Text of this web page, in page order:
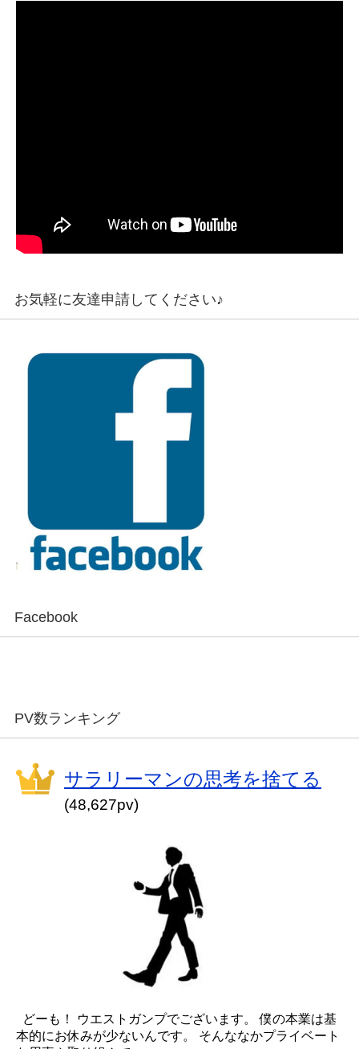
お気軽に友達申請してください♪
Facebook
PV数ランキング
サラリーマンの思考を捨てる
(48,627pv)
どーも！ ウエストガンプでございます。 僕の本業は基
本的にお休みが少ないんです。 そんななかプライベート